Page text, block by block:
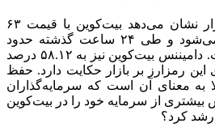
بررسی آخرین داده‌های بازار نشان می‌دهد بیت‌کوین با قیمت ۶۳
هزار و ۲۳۶ دلار معامله می‌شود و طی ۲۴ ساعت گذشته حدود
۰.۴۴ درصد رشد کرده است. دامیننس بیت‌کوین نیز به ۵۸.۱۲ درصد
رمزارز بر بازار حکایت دارد. حفظ
به معنای آن است که سرمایه‌گذاران
از سرمایه خود را در بیت‌کوین
رشد کرد؟